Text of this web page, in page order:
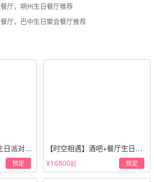
厅，朔州生日餐厅推荐
厅，巴中生日聚会餐厅推荐
日派对策
预定
【时空相遇】酒吧+餐厅生日惊
喜策划·高级感蓝色系
¥16800起 预定